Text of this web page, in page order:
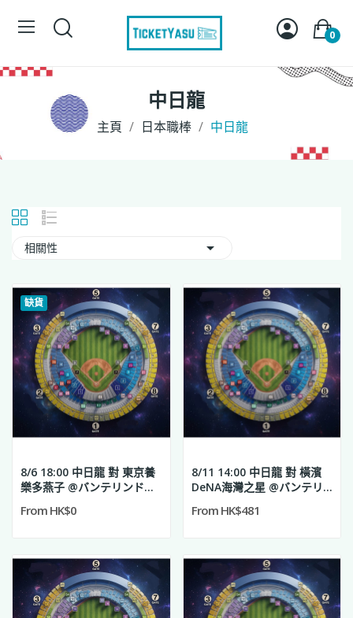
0
中日龍
主頁 日本職棒 中日龍
相關性 
缺貨
8/6 18:00 中日龍 對 東京養
樂多燕子 @バンテリンドー
From HK$0
8/11 14:00 中日龍 對 橫濱
DeNA海灣之星 @バンテリ
From HK$481